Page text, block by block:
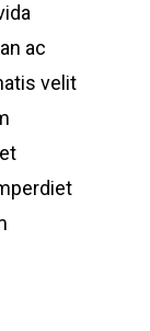
ac
velit